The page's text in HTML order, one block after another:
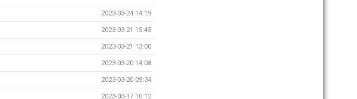
2023-03-24 14:19
2023-03-21 15:45
2023-03-21 13:00
2023-03-20 14:08
2023-03-20 09:34
2023-03-17 10:12